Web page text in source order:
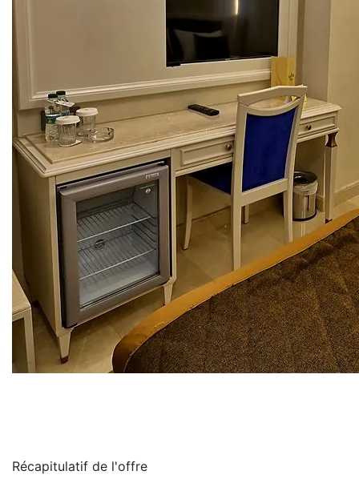
Récapitulatif de l'offre